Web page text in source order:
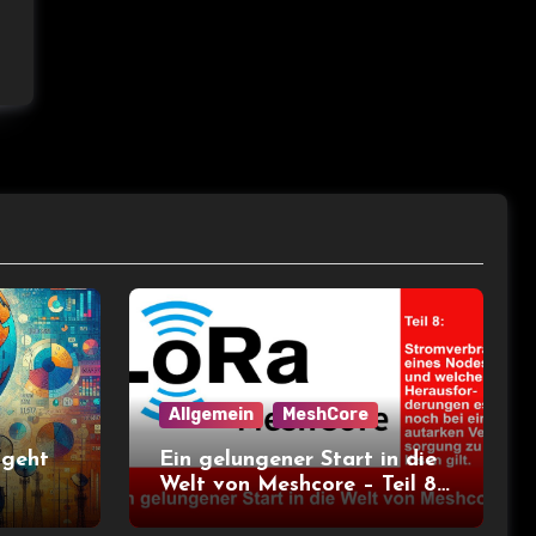
Allgemein MeshCore
Ein gelungener Start in die
Welt von Meshcore – Teil 8
– Stromverbrauch bei